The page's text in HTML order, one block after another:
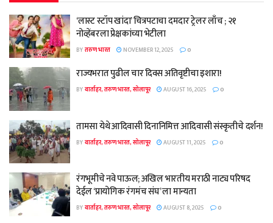
‘लास्ट स्टॉप खांदा’ चित्रपटाचा दमदार ट्रेलर लाँच ; २१
नोव्हेंबरला प्रेक्षकांच्या भेटीला
BYतरुण भारत NOVEMBER 12, 2025 0
राज्यभरात पुढील चार दिवस अतिवृष्टीचा इशारा!
BYवार्ताहर, तरुण भारत, सोलापूर AUGUST 16, 2025 0
तामसा येथे आदिवासी दिनानिमित्त आदिवासी संस्कृतीचे दर्शन!
BYवार्ताहर, तरुण भारत, सोलापूर AUGUST 11, 2025 0
रंगभूमीचे नवे पाऊल; अखिल भारतीय मराठी नाट्य परिषद
देईल ‘प्रायोगिक रंगमंच संघ’ ला मान्यता
BYवार्ताहर, तरुण भारत, सोलापूर AUGUST 8, 2025 0